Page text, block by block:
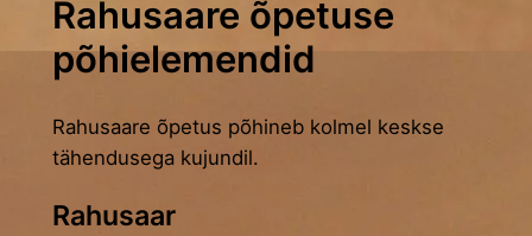
Rahusaare õpetuse
põhielemendid
Rahusaare õpetus põhineb kolmel keskse
tähendusega kujundil.
Rahusaar